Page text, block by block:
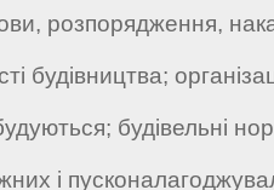
розпорядження,
будівництва;
будівельні
і